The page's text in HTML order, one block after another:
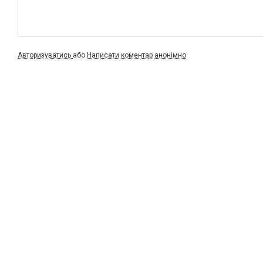
Авторизуватись або Написати коментар анонімно